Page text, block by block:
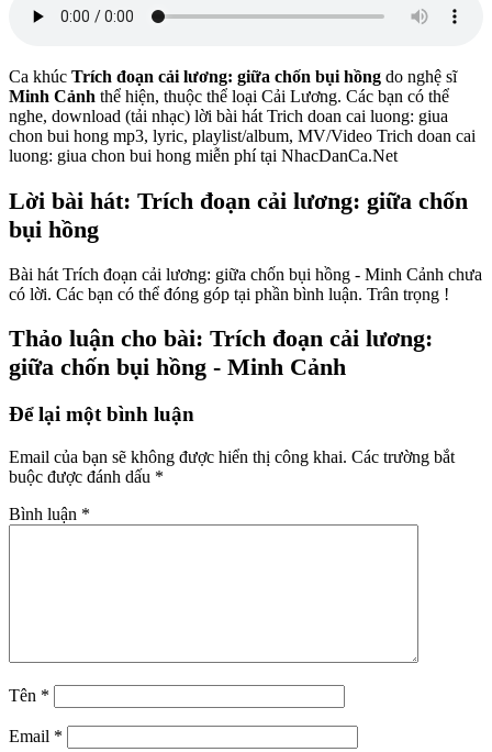
Ca khúc Trích đoạn cải lương: giữa chốn bụi hồng do nghệ sĩ
Minh Cảnh thể hiện, thuộc thể loại Cải Lương. Các bạn có thể
nghe, download (tải nhạc) lời bài hát Trich doan cai luong: giua
chon bui hong mp3, lyric, playlist/album, MV/Video Trich doan cai
luong: giua chon bui hong miễn phí tại NhacDanCa.Net
Lời bài hát: Trích đoạn cải lương: giữa chốn
bụi hồng
Bài hát Trích đoạn cải lương: giữa chốn bụi hồng - Minh Cảnh chưa
có lời. Các bạn có thể đóng góp tại phần bình luận. Trân trọng !
Thảo luận cho bài: Trích đoạn cải lương:
giữa chốn bụi hồng - Minh Cảnh
Để lại một bình luận
Email của bạn sẽ không được hiển thị công khai. Các trường bắt
buộc được đánh dấu *
Bình luận *
Tên *
Email *